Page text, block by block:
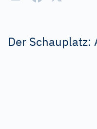
Der Schauplatz: